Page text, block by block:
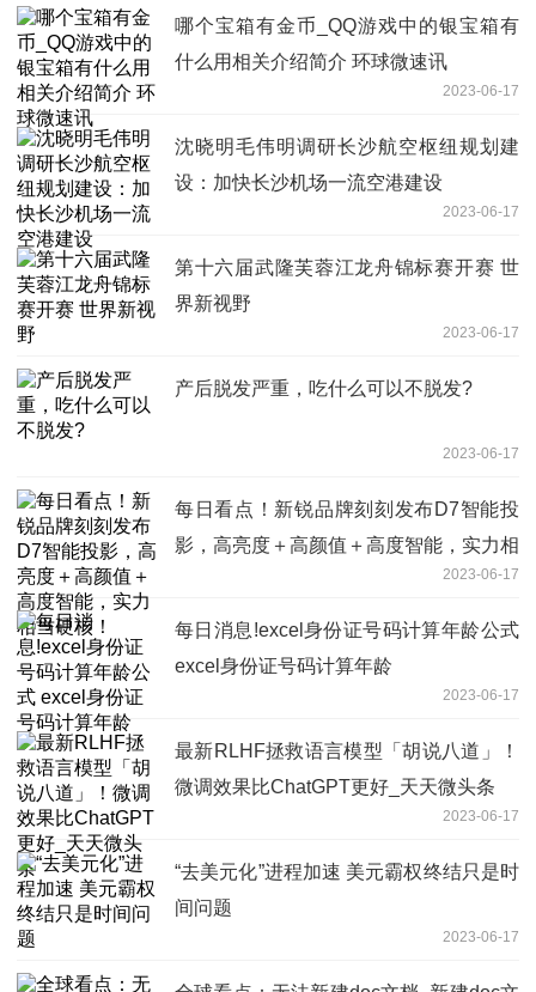
哪个宝箱有金币_QQ游戏中的银宝箱有
什么用相关介绍简介 环球微速讯
2023-06-17
沈晓明毛伟明调研长沙航空枢纽规划建
设：加快长沙机场一流空港建设
2023-06-17
第十六届武隆芙蓉江龙舟锦标赛开赛 世
界新视野
2023-06-17
产后脱发严重，吃什么可以不脱发?
2023-06-17
每日看点！新锐品牌刻刻发布D7智能投
影，高亮度＋高颜值＋高度智能，实力相
2023-06-17
每日消息!excel身份证号码计算年龄公式
excel身份证号码计算年龄
2023-06-17
最新RLHF拯救语言模型「胡说八道」！
微调效果比ChatGPT更好_天天微头条
2023-06-17
“去美元化”进程加速 美元霸权终结只是时
间问题
2023-06-17